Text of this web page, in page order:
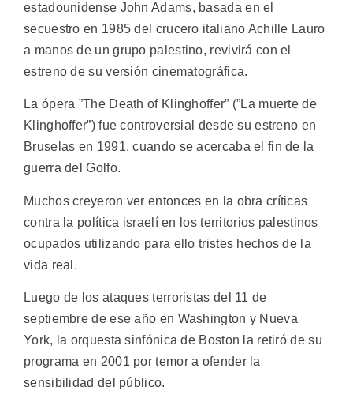
estadounidense John Adams, basada en el
secuestro en 1985 del crucero italiano Achille Lauro
a manos de un grupo palestino, revivirá con el
estreno de su versión cinematográfica.
La ópera ”The Death of Klinghoffer” (”La muerte de
Klinghoffer”) fue controversial desde su estreno en
Bruselas en 1991, cuando se acercaba el fin de la
guerra del Golfo.
Muchos creyeron ver entonces en la obra críticas
contra la política israelí en los territorios palestinos
ocupados utilizando para ello tristes hechos de la
vida real.
Luego de los ataques terroristas del 11 de
septiembre de ese año en Washington y Nueva
York, la orquesta sinfónica de Boston la retiró de su
programa en 2001 por temor a ofender la
sensibilidad del público.